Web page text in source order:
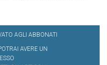
AGLI ABBONATI
AVERE UN